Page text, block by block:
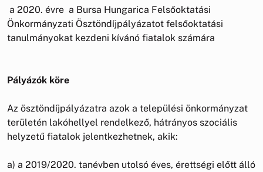
a 2020. évre a Bursa Hungarica Felsőoktatási
Önkormányzati Ösztöndíjpályázatot felsőoktatási
tanulmányokat kezdeni kívánó fiatalok számára
Pályázók köre
Az ösztöndíjpályázatra azok a települési önkormányzat
területén lakóhellyel rendelkező, hátrányos szociális
helyzetű fiatalok jelentkezhetnek, akik:
a) a 2019/2020. tanévben utolsó éves, érettségi előtt álló